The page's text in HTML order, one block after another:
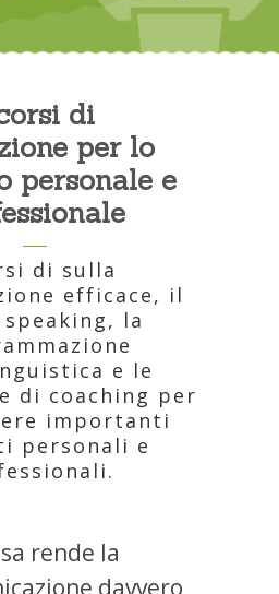
di
per lo
personale e
di sulla
efficace, il
la
e le
di coaching per
importanti
personali e
rende la
davvero